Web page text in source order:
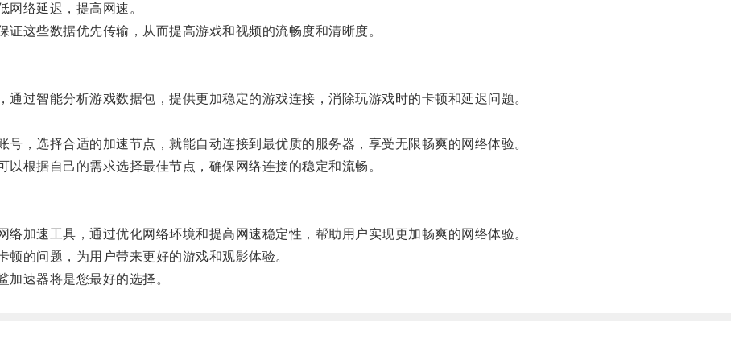
络延迟，提高网速。
这些数据优先传输，从而提高游戏和视频的流畅度和清晰度。
智能分析游戏数据包，提供更加稳定的游戏连接，消除玩游戏时的卡顿和延迟问题。
选择合适的加速节点，就能自动连接到最优质的服务器，享受无限畅爽的网络体验。
根据自己的需求选择最佳节点，确保网络连接的稳定和流畅。
速工具，通过优化网络环境和提高网速稳定性，帮助用户实现更加畅爽的网络体验。
的问题，为用户带来更好的游戏和观影体验。
速器将是您最好的选择。